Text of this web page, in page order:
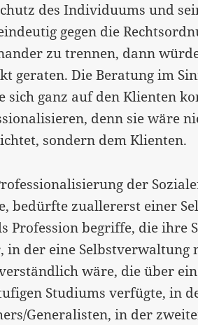
des Individuums und
gegen die
zu trennen, dann
geraten. Die Beratung im
sich ganz auf den Klienten
denn sie wäre
sondern dem Klienten.
der
bedürfte zuallererst einer
Profession begriffe, die ihre
in der eine Selbstverwaltung
wäre, die über
Studiums verfügte, in
Generalisten, in der